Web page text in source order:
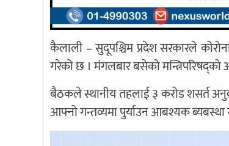
कैलाली – सुदूपश्चिम प्रदेश सरकारले
गरेको छ । मंगलबार बसेको
बैठकले स्थानीय तहलाई ३ करोड शसर्त
आफ्नो गन्तव्यमा पुर्याउन आबश्यक